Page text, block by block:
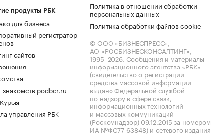
продукты РБК
для бизнеса
регистратор
сайтов
знакомств podbor.ru
управления РБК
Политика в отношении обработки
персональных данных
Политика обработки файлов cookie
© ООО «БИЗНЕСПРЕСС»,
АО «РОСБИЗНЕСКОНСАЛТИНГ»,
1995–2026. Сообщения и материалы
информационного агентства «РБК»
(свидетельство о регистрации
средства массовой информации
выдано Федеральной службой
по надзору в сфере связи,
информационных технологий
и массовых коммуникаций
(Роскомнадзор) 09.12.2015 за номером
ИА №ФС77-63848) и сетевого издания